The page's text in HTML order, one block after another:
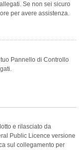
Se non sei sicuro
per avere assistenza.
Pannello di Controllo
e rilasciato da
Public Licence versione
sul collegamento per